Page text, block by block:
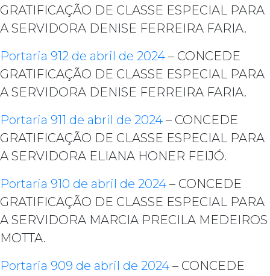
GRATIFICAÇÃO DE CLASSE ESPECIAL PARA
A SERVIDORA DENISE FERREIRA FARIA.
Portaria 912 de abril de 2024 – CONCEDE
GRATIFICAÇÃO DE CLASSE ESPECIAL PARA
A SERVIDORA DENISE FERREIRA FARIA.
Portaria 911 de abril de 2024 – CONCEDE
GRATIFICAÇÃO DE CLASSE ESPECIAL PARA
A SERVIDORA ELIANA HONER FEIJÓ.
Portaria 910 de abril de 2024 – CONCEDE
GRATIFICAÇÃO DE CLASSE ESPECIAL PARA
A SERVIDORA MARCIA PRECILA MEDEIROS
MOTTA.
Portaria 909 de abril de 2024 – CONCEDE